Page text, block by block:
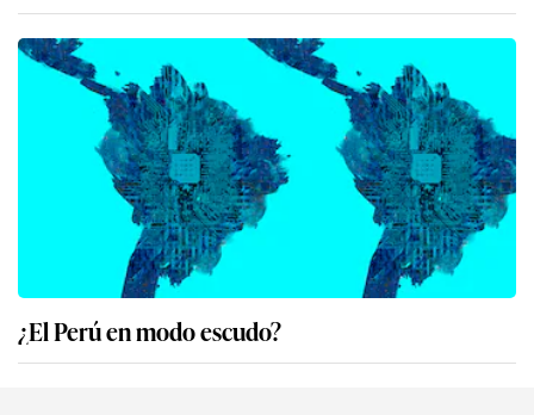
¿El Perú en modo escudo?